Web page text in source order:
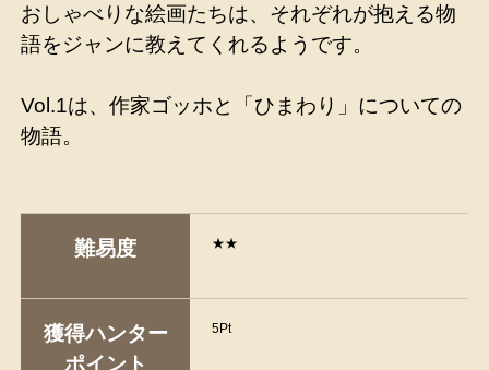
おしゃべりな絵画たちは、それぞれが抱える物
語をジャンに教えてくれるようです。
Vol.1は、作家ゴッホと「ひまわり」についての
物語。
難易度 ★★
獲得ハンター
ポイント
5Pt